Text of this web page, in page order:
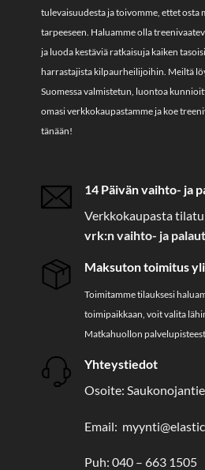
tulevaisuudesta ja toivomme, ettet osta
tarpeeseen. Haluamme olla
ja luoda kestäviä ratkaisuja kaiken
harrastajista kilpaurheilijoihin. Meiltä
Suomessa valmistetun, luontoa
omasi verkkokaupastamme ja koe
tänään!
14 Päivän vaihto- ja
Verkkokaupasta
vrk:n vaihto- ja
Maksuton toimitus
Toimitamme tilauksesi
toimipaikkaan, voit valita
Matkahuollon
Yhteystiedot
Osoite:
Email:
Puh: 040 – 663 1505